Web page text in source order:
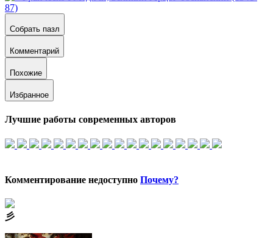
Собрать пазл
Комментарий
Похожие
Избранное
Лучшие работы современных авторов
Комментирование недоступно Почему?
⼺